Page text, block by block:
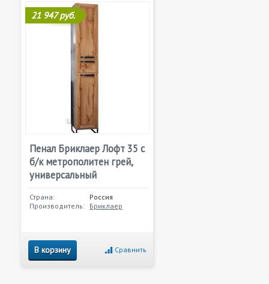
21 947 руб.
Пенал Бриклаер Лофт 35 с
б/к метрополитен грей,
универсальный
Страна:
Россия
Производитель: Бриклаер
В корзину Сравнить